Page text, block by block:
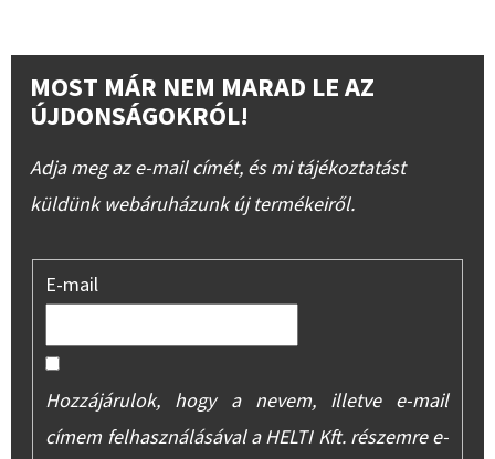
MOST MÁR NEM MARAD LE AZ
ÚJDONSÁGOKRÓL!
Adja meg az e-mail címét, és mi tájékoztatást
küldünk webáruházunk új termékeiről.
E-mail
Hozzájárulok, hogy a nevem, illetve e-mail
címem felhasználásával a HELTI Kft. részemre e-